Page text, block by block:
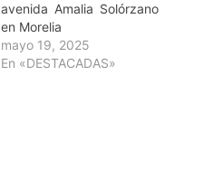
avenida Amalia Solórzano
en Morelia
mayo 19, 2025
En «DESTACADAS»